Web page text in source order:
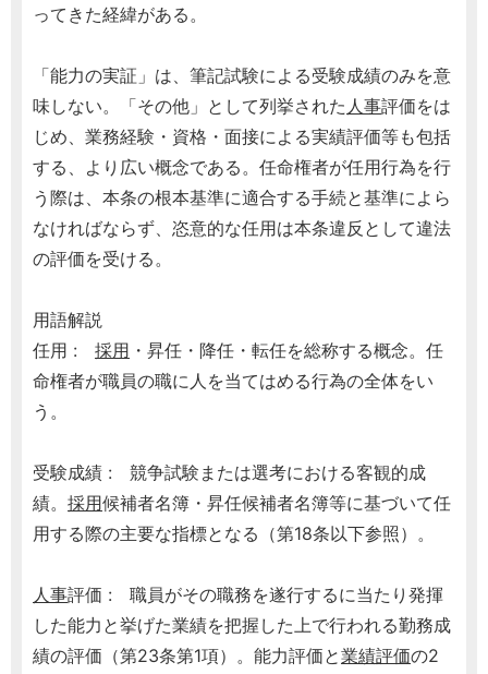
ってきた経緯がある。
「能力の実証」は、筆記試験による受験成績のみを意
味しない。「その他」として列挙された 人事評価をは
じめ、業務経験・資格・面接による実績評価等も包括
する、より広い概念である。任命権者が任用行為を行
う際は、本条の根本基準に適合する手続と基準によら
なければならず、恣意的な任用は本条違反として違法
の評価を受ける。
用語解説
任用 : 採用 ・昇任・降任・転任を総称する概念。任
命権者が職員の職に人を当てはめる行為の全体をい
う。
受験成績 : 競争試験または選考における客観的成
績。 採用候補者名簿・昇任候補者名簿等に基づいて任
用する際の主要な指標となる（第18条以下参照）。
人事評価 : 職員がその職務を遂行するに当たり発揮
した能力と挙げた業績を把握した上で行われる勤務成
績の評価（第23条第1項）。能力評価と業績評価の2